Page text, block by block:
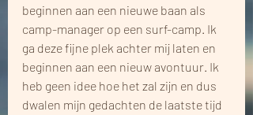
beginnen aan een nieuwe baan als
camp-manager op een surf-camp. Ik
ga deze fijne plek achter mij laten en
beginnen aan een nieuw avontuur. Ik
heb geen idee hoe het zal zijn en dus
dwalen mijn gedachten de laatste tijd